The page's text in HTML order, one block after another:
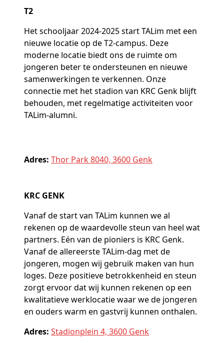
T2
Het schooljaar 2024-2025 start TALim met een
nieuwe locatie op de T2-campus. Deze
moderne locatie biedt ons de ruimte om
jongeren beter te ondersteunen en nieuwe
samenwerkingen te verkennen. Onze
connectie met het stadion van KRC Genk blijft
behouden, met regelmatige activiteiten voor
TALim-alumni.
Adres: Thor Park 8040, 3600 Genk
KRC GENK
Vanaf de start van TALim kunnen we al
rekenen op de waardevolle steun van heel wat
partners. Eén van de pioniers is KRC Genk.
Vanaf de allereerste TALim-dag met de
jongeren, mogen wij gebruik maken van hun
loges. Deze positieve betrokkenheid en steun
zorgt ervoor dat wij kunnen rekenen op een
kwalitatieve werklocatie waar we de jongeren
en ouders warm en gastvrij kunnen onthalen.
Adres: Stadionplein 4, 3600 Genk